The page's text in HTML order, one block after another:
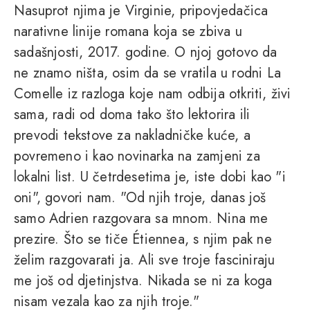
Nasuprot njima je Virginie, pripovjedačica
narativne linije romana koja se zbiva u
sadašnjosti, 2017. godine. O njoj gotovo da
ne znamo ništa, osim da se vratila u rodni La
Comelle iz razloga koje nam odbija otkriti, živi
sama, radi od doma tako što lektorira ili
prevodi tekstove za nakladničke kuće, a
povremeno i kao novinarka na zamjeni za
lokalni list. U četrdesetima je, iste dobi kao "i
oni", govori nam. "Od njih troje, danas još
samo Adrien razgovara sa mnom. Nina me
prezire. Što se tiče Étiennea, s njim pak ne
želim razgovarati ja. Ali sve troje fasciniraju
me još od djetinjstva. Nikada se ni za koga
nisam vezala kao za njih troje."